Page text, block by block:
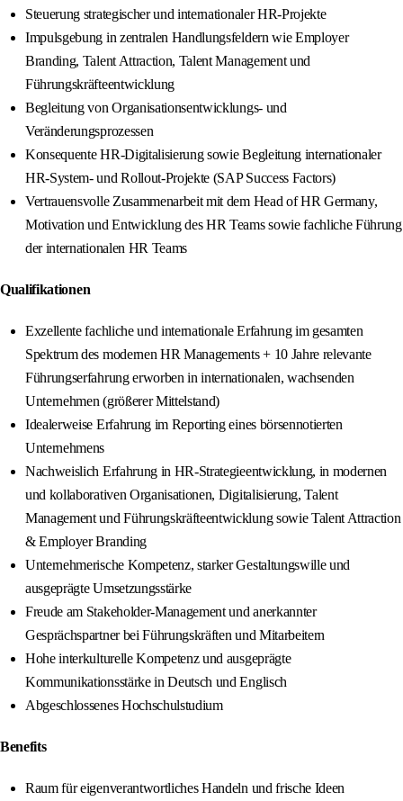
Steuerung strategischer und internationaler HR-Projekte
Impulsgebung in zentralen Handlungsfeldern wie Employer
Branding, Talent Attraction, Talent Management und
Führungskräfteentwicklung
Begleitung von Organisationsentwicklungs- und
Veränderungsprozessen
Konsequente HR-Digitalisierung sowie Begleitung internationaler
HR-System- und Rollout-Projekte (SAP Success Factors)
Vertrauensvolle Zusammenarbeit mit dem Head of HR Germany,
Motivation und Entwicklung des HR Teams sowie fachliche Führung
der internationalen HR Teams
Qualifikationen
Exzellente fachliche und internationale Erfahrung im gesamten
Spektrum des modernen HR Managements + 10 Jahre relevante
Führungserfahrung erworben in internationalen, wachsenden
Unternehmen (größerer Mittelstand)
Idealerweise Erfahrung im Reporting eines börsennotierten
Unternehmens
Nachweislich Erfahrung in HR-Strategieentwicklung, in modernen
und kollaborativen Organisationen, Digitalisierung, Talent
Management und Führungskräfteentwicklung sowie Talent Attraction
& Employer Branding
Unternehmerische Kompetenz, starker Gestaltungswille und
ausgeprägte Umsetzungsstärke
Freude am Stakeholder-Management und anerkannter
Gesprächspartner bei Führungskräften und Mitarbeitern
Hohe interkulturelle Kompetenz und ausgeprägte
Kommunikationsstärke in Deutsch und Englisch
Abgeschlossenes Hochschulstudium
Benefits
Raum für eigenverantwortliches Handeln und frische Ideen